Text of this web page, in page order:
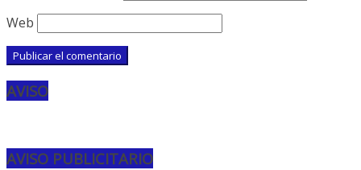
Web
AVISO
AVISO PUBLICITARIO